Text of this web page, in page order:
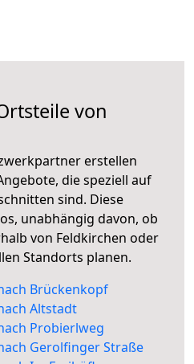
von
erstellen
die speziell auf
sind. Diese
unabhängig davon, ob
von Feldkirchen oder
Standorts planen.
Brückenkopf
Altstadt
Probierlweg
Gerolfinger Straße